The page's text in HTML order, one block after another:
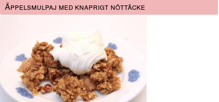
Äppelsmulpaj med knaprigt nöttäcke